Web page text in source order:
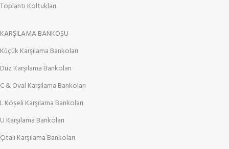
Toplantı Koltukları
KARŞILAMA BANKOSU
Küçük Karşılama Bankoları
Düz Karşılama Bankoları
C & Oval Karşılama Bankoları
L Köşeli Karşılama Bankoları
U Karşılama Bankoları
Çıtalı Karşılama Bankoları